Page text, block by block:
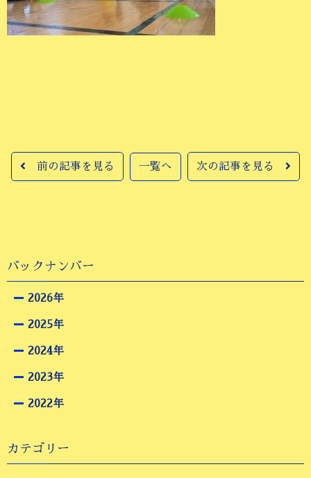
前の記事を見る 一覧へ 次の記事を見る
バックナンバー
2026年
2025年
2024年
2023年
2022年
カテゴリー